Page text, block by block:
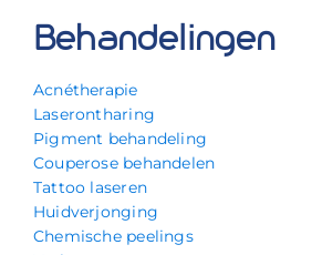
Behandelingen
Acnétherapie
Laserontharing
Pigment behandeling
Couperose behandelen
Tattoo laseren
Huidverjonging
Chemische peelings